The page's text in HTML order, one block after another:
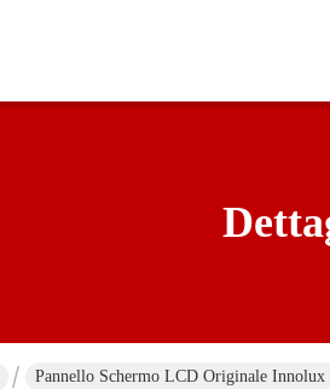
Pannello Schermo LCD Originale